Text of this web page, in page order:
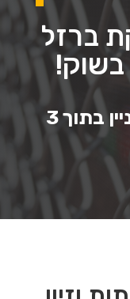
ברזל
בשוק!
אספקת ברזל בניין בתוך 3